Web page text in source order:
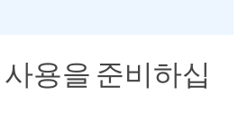
용을 준비하십